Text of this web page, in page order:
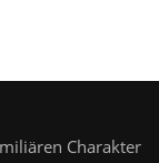
Charakter